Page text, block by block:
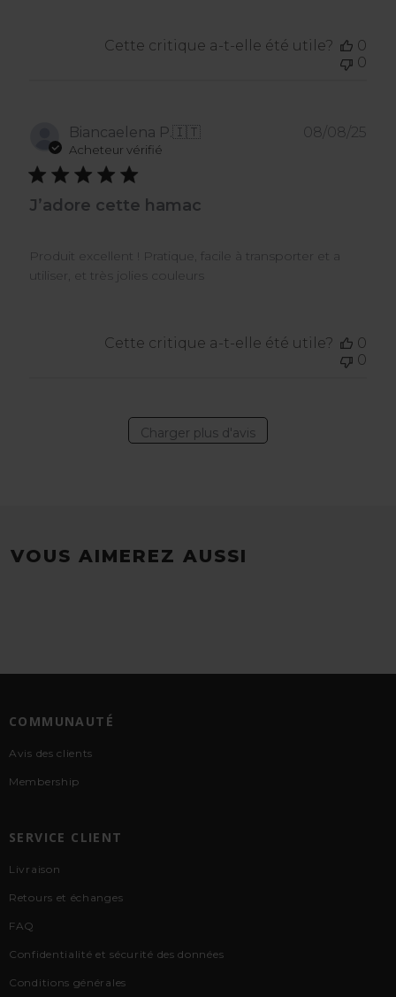
Cette critique a-t-elle été utile?
0
0
Biancaelena P.🇮🇹
Acheteur vérifié
J’adore cette hamac
Produit excellent ! Pratique, facile à transporter et a
utiliser, et très jolies couleurs
08/08/25
Cette critique a-t-elle été utile?
0
0
Charger plus d'avis
VOUS AIMEREZ AUSSI
COMMUNAUTÉ
Avis des clients
Membership
SERVICE CLIENT
Livraison
Retours et échanges
FAQ
Confidentialité et sécurité des données
Conditions générales